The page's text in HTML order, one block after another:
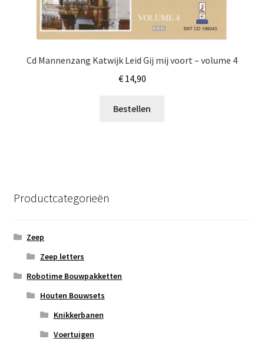
Cd Mannenzang Katwijk Leid Gij mij voort – volume 4
€14,90
Bestellen
Productcategorieën
Zeep
Zeep letters
Robotime Bouwpakketten
Houten Bouwsets
Knikkerbanen
Voertuigen